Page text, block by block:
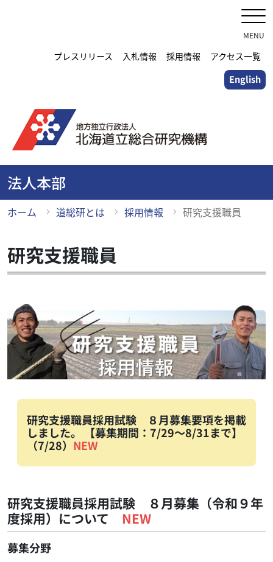
ッ
プ
プレスリリース 入札情報 採用情報 アクセス一覧
English
MENU
法人本部
ホーム 道総研とは 採用情報 研究支援職員
研究支援職員
研究支援職員採用試験 ８月募集要項を掲載
しました。 【募集期間：7/29～8/31まで】
（7/28） NEW
研究支援職員採用試験 ８月募集（令和９年
度採用）について NEW
募集分野